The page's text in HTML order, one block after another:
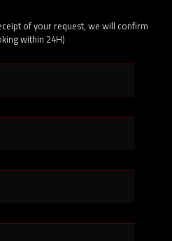
of your request, we will confirm
within 24H)